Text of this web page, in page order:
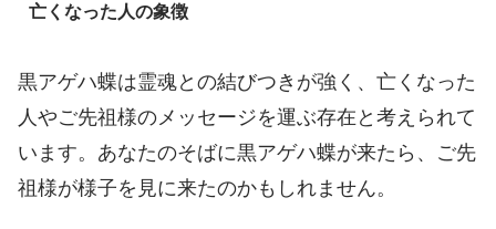
亡くなった人の象徴
黒アゲハ蝶は霊魂との結びつきが強く、亡くなった
人やご先祖様のメッセージを運ぶ存在と考えられて
います。あなたのそばに黒アゲハ蝶が来たら、ご先
祖様が様子を見に来たのかもしれません。